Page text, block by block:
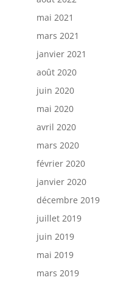
mai 2021
mars 2021
janvier 2021
août 2020
juin 2020
mai 2020
avril 2020
mars 2020
février 2020
janvier 2020
décembre 2019
juillet 2019
juin 2019
mai 2019
mars 2019